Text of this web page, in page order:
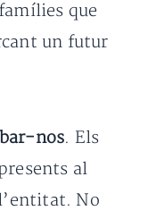
que
un futur
nos. Els
al
No